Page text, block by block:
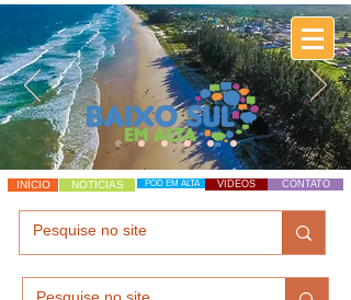
INÍCIO NOTÍCIAS POD EM ALTA VÍDEOS CONTATO